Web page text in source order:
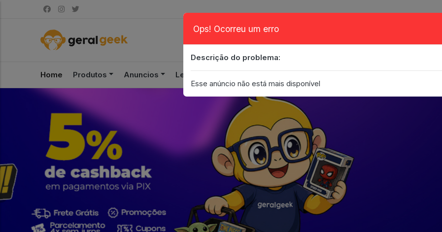
Home Produtos Anuncios Leilão
Ops! Ocorreu um erro
Descrição do problema:
Esse anúncio não está mais disponível